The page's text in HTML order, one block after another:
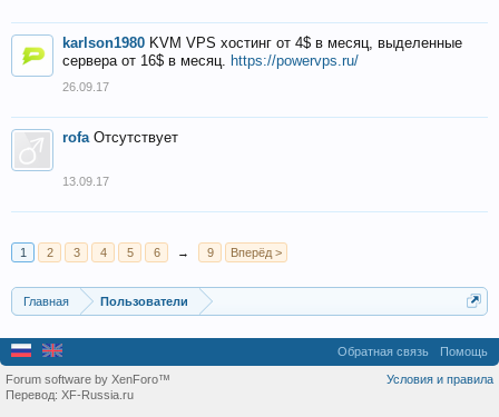
karlson1980 KVM VPS хостинг от 4$ в месяц, выделенные
сервера от 16$ в месяц. https://powervps.ru/
26.09.17
rofa Отсутствует
13.09.17
1 2 3 4 5 6 → 9 Вперёд >
Главная Пользователи
Обратная связь Помощь
Условия и правила
Forum software by XenForo™
Перевод: XF-Russia.ru